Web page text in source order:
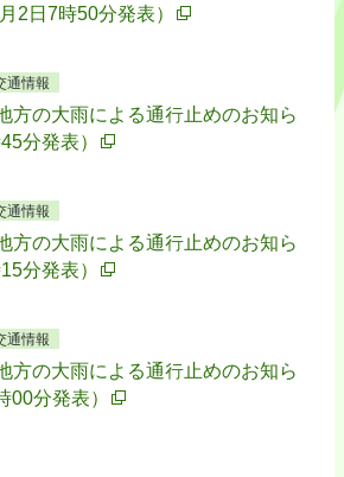
2日7時50分発表）
通情報
方の大雨による通行止めのお知ら
分発表）
通情報
方の大雨による通行止めのお知ら
分発表）
通情報
方の大雨による通行止めのお知ら
00分発表）